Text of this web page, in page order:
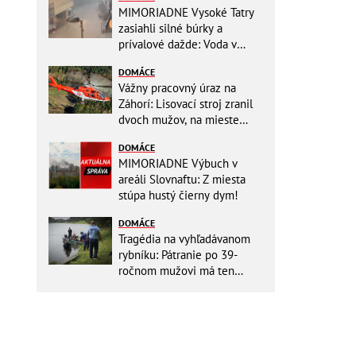
MIMORIADNE Vysoké Tatry
zasiahli silné búrky a
prívalové dažde: Voda v
DOMÁCE
Vážny pracovný úraz na
Záhorí: Lisovací stroj zranil
dvoch mužov, na mieste
pomoc musel priletieť
vrtuľník
DOMÁCE
MIMORIADNE Výbuch v
areáli Slovnaftu: Z miesta
stúpa hustý čierny dym!
DOMÁCE
Tragédia na vyhľadávanom
rybníku: Pátranie po 39-
ročnom mužovi má ten